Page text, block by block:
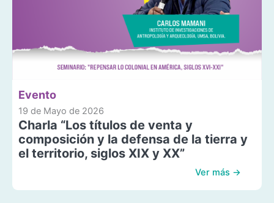
Evento
19 de Mayo de 2026
Charla “Los títulos de venta y
composición y la defensa de la tierra y
el territorio, siglos XIX y XX”
Ver más →